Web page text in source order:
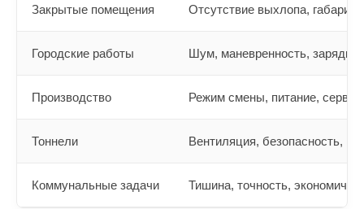
Закрытые помещения Отсутствие выхлопа, габариты
Городские работы Шум, маневренность, зарядка
Производство Режим смены, питание, сервис
Тоннели Вентиляция, безопасность,
Коммунальные задачи Тишина, точность,